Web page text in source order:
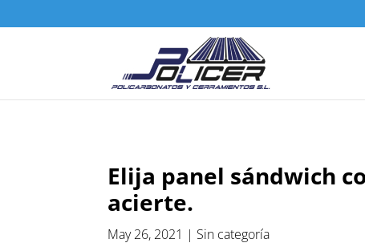
Elija panel sándwich
acierte.
May 26, 2021 | Sin categoría